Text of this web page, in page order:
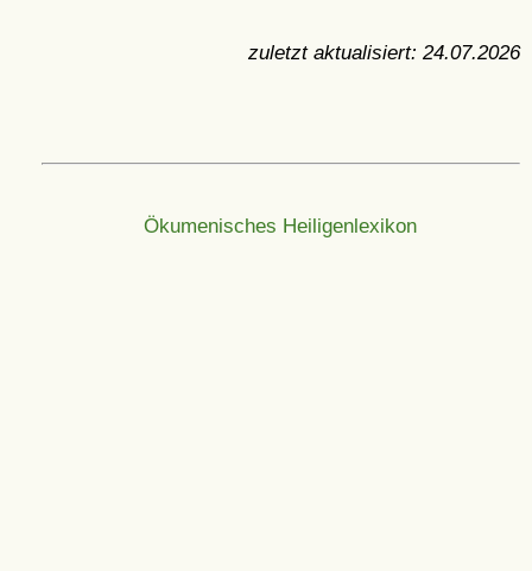
zuletzt aktualisiert: 24.07.2026
Ökumenisches Heiligenlexikon